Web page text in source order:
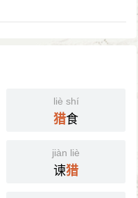
liè shí
猎食
jiàn liè
谏猎